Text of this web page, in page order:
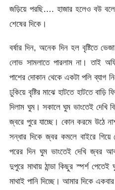
জড়িয়ে পরছি…. হাজার হলেও বউ বলে
শেষের দিকে।
বর্ষার দিন, অনেক দিন হল বৃষ্টিতে
লোভ সামলাতে পারলাম না। তাই
পাশের দোকান থেকে একটা পলি ব্যাগ
ঢুকিয়ে বৃষ্টির মাঝে হাটতে হাটতে
দিলাম ঘুম। সকালে ঘুম ভাংতেই দেখি
জ্বরে পুরে যাচ্ছে। কোন করমে উঠে
সন্ধার দিকে জ্বর কমলে বাইরে
পরের দিন ঘুম ভাংতেই দেখি জ্বর
দুপুরে মাথায় ঠান্ডা কিছুর স্পর্শ
মাথাই পানি দিচ্ছে। আমার দিকে